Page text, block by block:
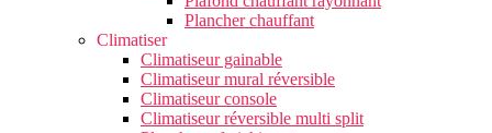
Plancher chauffant
Climatiser
Climatiseur gainable
Climatiseur mural réversible
Climatiseur console
Climatiseur réversible multi split